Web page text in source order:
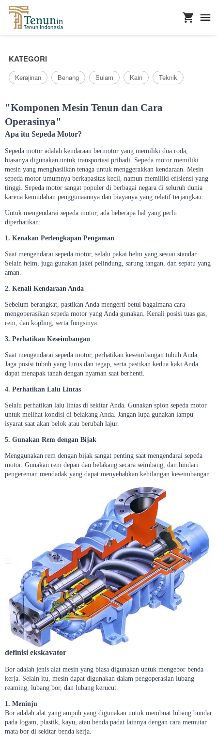
KATEGORI
Kerajinan Benang Sulam Kain Teknik
"Komponen Mesin Tenun dan Cara
Operasinya"
Apa itu Sepeda Motor?
Sepeda motor adalah kendaraan bermotor yang memiliki dua roda,
biasanya digunakan untuk transportasi pribadi. Sepeda motor memiliki
mesin yang menghasilkan tenaga untuk menggerakkan kendaraan. Mesin
sepeda motor umumnya berkapasitas kecil, namun memiliki efisiensi yang
tinggi. Sepeda motor sangat populer di berbagai negara di seluruh dunia
karena kemudahan penggunaannya dan biayanya yang relatif terjangkau.
Untuk mengendarai sepeda motor, ada beberapa hal yang perlu
diperhatikan:
1. Kenakan Perlengkapan Pengaman
Saat mengendarai sepeda motor, selalu pakai helm yang sesuai standar.
Selain helm, juga gunakan jaket pelindung, sarung tangan, dan sepatu yang
aman.
2. Kenali Kendaraan Anda
Sebelum berangkat, pastikan Anda mengerti betul bagaimana cara
mengoperasikan sepeda motor yang Anda gunakan. Kenali posisi tuas gas,
rem, dan kopling, serta fungsinya.
3. Perhatikan Keseimbangan
Saat mengendarai sepeda motor, perhatikan keseimbangan tubuh Anda.
Jaga posisi tubuh yang lurus dan tegap, serta pastikan kedua kaki Anda
dapat menapak tanah dengan nyaman saat berhenti.
4. Perhatikan Lalu Lintas
Selalu perhatikan lalu lintas di sekitar Anda. Gunakan spion sepeda motor
untuk melihat kondisi di belakang Anda. Jangan lupa gunakan lampu
isyarat saat akan belok atau berubah lajur.
5. Gunakan Rem dengan Bijak
Menggunakan rem dengan bijak sangat penting saat mengendarai sepeda
motor. Gunakan rem depan dan belakang secara seimbang, dan hindari
pengereman mendadak yang dapat menyebabkan kehilangan keseimbangan.
definisi ekskavator
Bor adalah jenis alat mesin yang biasa digunakan untuk mengebor benda
kerja. Selain itu, mesin dapat digunakan dalam pengoperasian lubang
reaming, lubang bor, dan lubang kerucut.
1. Meninju
Bor adalah alat yang ampuh yang digunakan untuk membuat lubang bundar
pada logam, plastik, kayu, atau benda padat lainnya dengan cara memutar
mata bor di sekitar benda kerja.